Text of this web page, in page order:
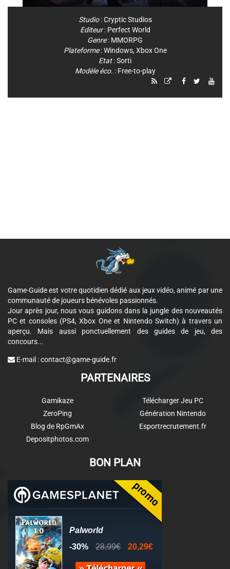
Studio:Cryptic Studios
Editeur: Perfect World
Genre: MMORPG
Plateforme:Windows, Xbox One
Etat: Sorti
Modèle éco. : Free-to-play
Game-Guide est votre quotidien dédié aux jeux vidéo, animé par une
communauté de joueurs bénévoles passionnés.
Jour après jour, nous vous guidons dans la jungle des nouveautés
PC et consoles (PS4, Xbox One et Nintendo Switch) à travers un
aperçu. Mais aussi ponctuellement des guides de jeu, des
concours...
E-mail :contact@game-guide.fr
PARTENAIRES
Gamikaze
ZeroPing
Blog de RpGmAx
Depositphotos.com
Télécharger Jeu PC
Génération Nintendo
Esportrecrutement.fr
BON PLAN